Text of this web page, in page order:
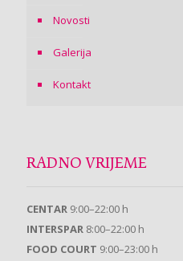
Novosti
Galerija
Kontakt
RADNO VRIJEME
CENTAR 9:00–22:00 h
INTERSPAR 8:00–22:00 h
FOOD COURT 9:00–23:00 h